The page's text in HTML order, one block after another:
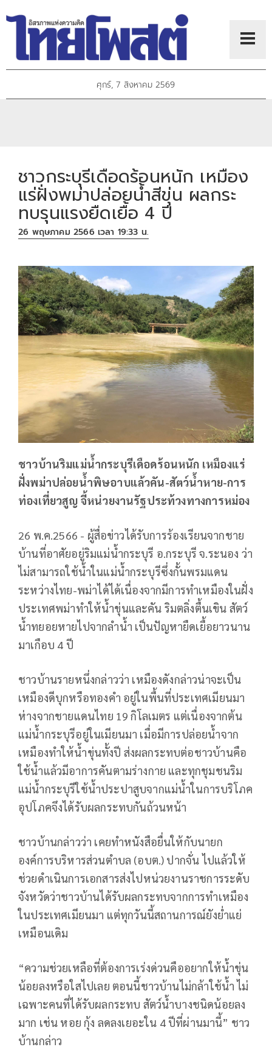
ศุกร์, 7 สิงหาคม 2569
ชาวกระบุรีเดือดร้อนหนัก เหมือง
แร่ฝั่งพม่าปล่อยน้ำสีขุ่น ผลกระ
ทบรุนแรงยืดเยื้อ 4 ปี
26 พฤษภาคม 2566 เวลา 19:33 น.
ชาวบ้านริมแม่น้ำกระบุรีเดือดร้อนหนัก เหมืองแร่
ฝั่งพม่าปล่อยน้ำพิษอาบแล้วคัน-สัตว์น้ำหาย-การ
ท่องเที่ยวสูญ จี้หน่วยงานรัฐประท้วงทางการหม่อง
26 พ.ค.2566 - ผู้สื่อข่าวได้รับการร้องเรียนจากชาย
บ้านที่อาศัยอยู่ริมแม่น้ำกระบุรี อ.กระบุรี จ.ระนอง ว่า
ไม่สามารถใช้น้ำในแม่น้ำกระบุรีซึ่งกั้นพรมแดน
ระหว่างไทย-พม่าได้ได้เนื่องจากมีการทำเหมืองในฝั่ง
ประเทศพม่าทำให้น้ำขุ่นและคัน ริมตลิ่งตื้นเขิน สัตว์
น้ำทยอยหายไปจากลำน้ำ เป็นปัญหายืดเยื้อยาวนาน
มาเกือบ 4 ปี
ชาวบ้านรายหนึ่งกล่าวว่า เหมืองดังกล่าวน่าจะเป็น
เหมืองดีบุกหรือทองคำ อยู่ในพื้นที่ประเทศเมียนมา
ห่างจากชายแดนไทย 19 กิโลเมตร แต่เนื่องจากต้น
แม่น้ำกระบุรีอยู่ในเมียนมา เมื่อมีการปล่อยน้ำจาก
เหมืองทำให้น้ำขุ่นทั้งปี ส่งผลกระทบต่อชาวบ้านคือ
ใช้น้ำแล้วมีอาการคันตามร่างกาย และทุกชุมชนริม
แม่น้ำกระบุรีใช้น้ำประปาสูบจากแม่น้ำในการบริโภค
อุปโภคจึงได้รับผลกระทบกันถ้วนหน้า
ชาวบ้านกล่าวว่า เคยทำหนังสือยื่นให้กับนายก
องค์การบริหารส่วนตำบล (อบต.) ปากจั่น ไปแล้วให้
ช่วยดำเนินการเอกสารส่งไปหน่วยงานราชการระดับ
จังหวัดว่าชาวบ้านได้รับผลกระทบจากการทำเหมือง
ในประเทศเมียนมา แต่ทุกวันนี้สถานการณ์ยังย่ำแย่
เหมือนเดิม
“ความช่วยเหลือที่ต้องการเร่งด่วนคืออยากให้น้ำขุ่น
น้อยลงหรือใสไปเลย ตอนนี้ชาวบ้านไม่กล้าใช้น้ำ ไม่
เฉพาะคนที่ได้รับผลกระทบ สัตว์น้ำบางชนิดน้อยลง
มาก เช่น หอย กุ้ง ลดลงเยอะใน 4 ปีที่ผ่านมานี้” ชาว
บ้านกล่าว